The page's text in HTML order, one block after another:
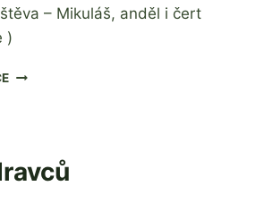
– Mikuláš, anděl i čert
)
MIKULÁŠ,
ZŠ